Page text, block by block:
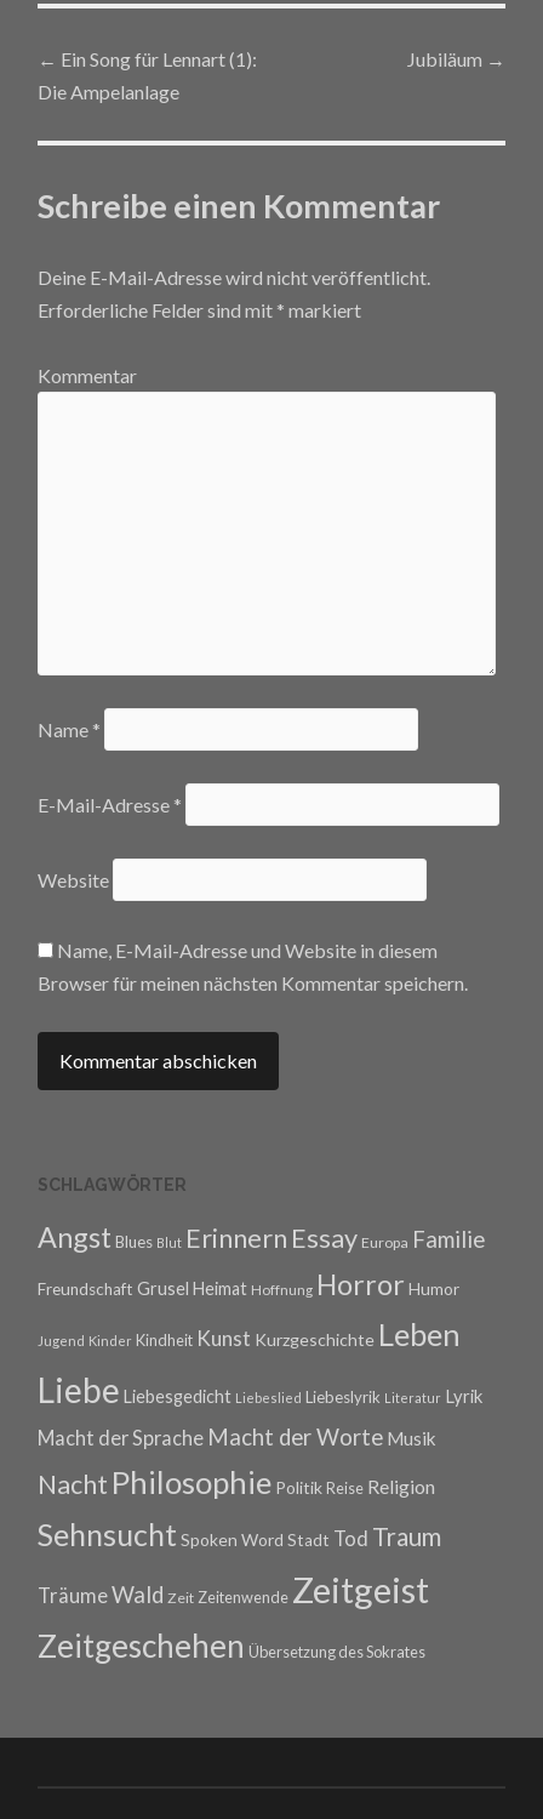
Post navigation
← Ein Song für Lennart (1):
Die Ampelanlage
Jubiläum →
Schreibe einen Kommentar
Deine E-Mail-Adresse wird nicht veröffentlicht.
Erforderliche Felder sind mit * markiert
Kommentar
Name *
E-Mail-Adresse *
Website
Name, E-Mail-Adresse und Website in diesem
Browser für meinen nächsten Kommentar speichern.
SCHLAGWÖRTER
Angst Blues Blut Erinnern Essay Europa Familie
Freundschaft Grusel Heimat Hoffnung Horror Humor
Jugend Kinder Kindheit Kunst Kurzgeschichte Leben
Liebe Liebesgedicht Liebeslied Liebeslyrik Literatur Lyrik
Macht der Sprache Macht der Worte Musik
Nacht Philosophie Politik Reise Religion
Sehnsucht Spoken Word Stadt Tod Traum
TräumeWald Zeit Zeitenwende Zeitgeist
Zeitgeschehen Übersetzung des Sokrates